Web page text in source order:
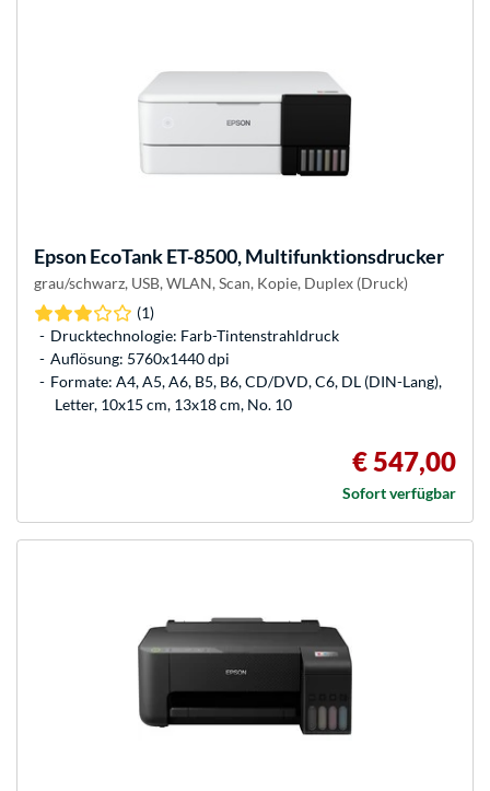
EpsonEcoTank ET-8500, Multifunktionsdrucker
grau/schwarz, USB, WLAN, Scan, Kopie, Duplex (Druck)
(1)
Drucktechnologie: Farb-Tintenstrahldruck
Auflösung: 5760x1440 dpi
Formate: A4, A5, A6, B5, B6, CD/DVD, C6, DL (DIN-Lang),
Letter, 10x15 cm, 13x18 cm, No. 10
€ 547,00
Sofort verfügbar